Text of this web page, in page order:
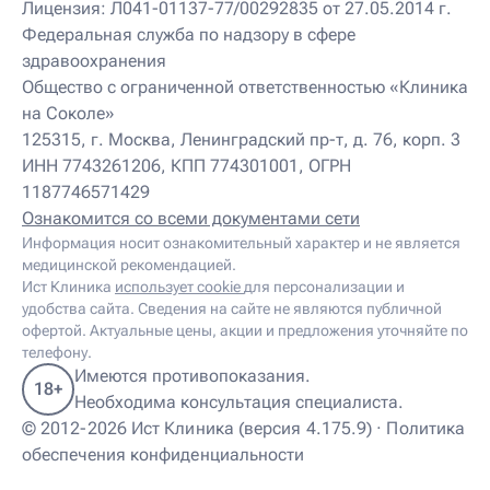
Детский нутрициолог
Детский ортопед
Детский остеопат
Детский отоневролог
Детский подиатр
Детский психолог
Детский психотерапевт
Детский реабилитолог
Детский ревматолог
Детский рефлексотерапевт
Детский сомнолог
Детский спортивный врач
Детский травматолог
Детский травматолог-ортопед
Детский физиотерапевт
Детский эндокринолог
Диабетолог
Диетолог
И
Иглорефлексотерапевт
Лицензия: Л041-01137-77/00292835 от 27.05.2014 г.
Федеральная служба по надзору в сфере
здравоохранения
Общество с ограниченной ответственностью «Клиника
на Соколе»
125315, г. Москва, Ленинградский пр-т, д. 76, корп. 3
ИНН 7743261206, КПП 774301001, ОГРН
1187746571429
Ознакомится со всеми документами сети
Информация носит ознакомительный характер и не является
медицинской рекомендацией.
Ист Клиника использует cookie для персонализации и
удобства сайта. Сведения на сайте не являются публичной
офертой. Актуальные цены, акции и предложения уточняйте по
телефону.
© 2012-2026 Ист Клиника (версия 4.175.9) · Политика
обеспечения конфиденциальности
Имеются противопоказания.
Необходима консультация специалиста.
18+